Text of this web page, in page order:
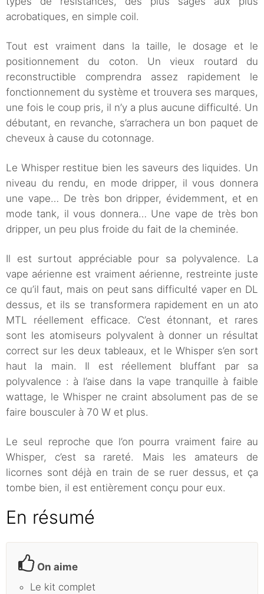
acrobatiques, en simple coil.
Tout est vraiment dans la taille, le dosage et le
positionnement du coton. Un vieux routard du
reconstructible comprendra assez rapidement le
fonctionnement du système et trouvera ses marques,
une fois le coup pris, il n’y a plus aucune difficulté. Un
débutant, en revanche, s’arrachera un bon paquet de
cheveux à cause du cotonnage.
Le Whisper restitue bien les saveurs des liquides. Un
niveau du rendu, en mode dripper, il vous donnera
une vape… De très bon dripper, évidemment, et en
mode tank, il vous donnera… Une vape de très bon
dripper, un peu plus froide du fait de la cheminée.
Il est surtout appréciable pour sa polyvalence. La
vape aérienne est vraiment aérienne, restreinte juste
ce qu’il faut, mais on peut sans difficulté vaper en DL
dessus, et ils se transformera rapidement en un ato
MTL réellement efficace. C’est étonnant, et rares
sont les atomiseurs polyvalent à donner un résultat
correct sur les deux tableaux, et le Whisper s’en sort
haut la main. Il est réellement bluffant par sa
polyvalence : à l’aise dans la vape tranquille à faible
wattage, le Whisper ne craint absolument pas de se
faire bousculer à 70 W et plus.
Le seul reproche que l’on pourra vraiment faire au
Whisper, c’est sa rareté. Mais les amateurs de
licornes sont déjà en train de se ruer dessus, et ça
tombe bien, il est entièrement conçu pour eux.
En résumé
On aime
Le kit complet